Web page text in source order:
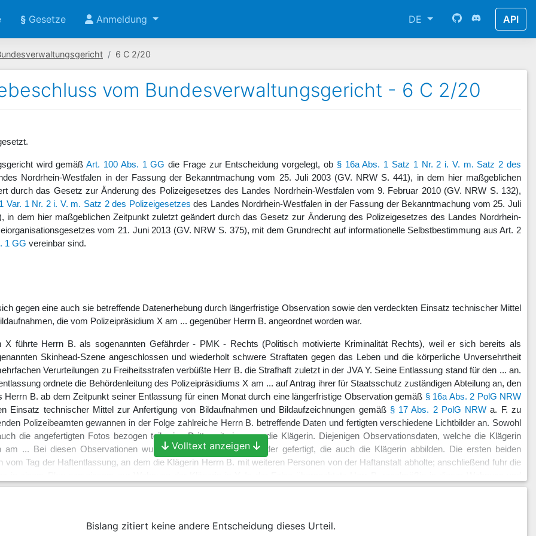
§ Gesetze Anmeldung DE API
6 C 2/20
vom Bundesverwaltungsgericht - 6 C 2/20
wird gemäßArt. 100 Abs. 1 GG die Frage zur Entscheidung vorgelegt, ob § 16a Abs. 1 Satz 1 Nr. 2 i. V. m. Satz 2 des
Nordrhein-Westfalen in der Fassung der Bekanntmachung vom 25. Juli 2003 (GV. NRW S. 441), in dem hier maßgeblichen
durch das Gesetz zur Änderung des Polizeigesetzes des Landes Nordrhein-Westfalen vom 9. Februar 2010 (GV. NRW S. 132),
Var. 1 Nr. 2 i. V. m. Satz 2 des Polizeigesetzes des Landes Nordrhein-Westfalen in der Fassung der Bekanntmachung vom 25. Juli
in dem hier maßgeblichen Zeitpunkt zuletzt geändert durch das Gesetz zur Änderung des Polizeigesetzes des Landes Nordrhein-
vom 21. Juni 2013 (GV. NRW S. 375), mit dem Grundrecht auf informationelle Selbstbestimmung aus Art. 2
1 GG vereinbar sind.
gegen eine auch sie betreffende Datenerhebung durch längerfristige Observation sowie den verdeckten Einsatz technischer Mittel
die vom Polizeipräsidium X am ... gegenüber Herrn B. angeordnet worden war.
X führte Herrn B. als sogenannten Gefährder - PMK - Rechts (Politisch motivierte Kriminalität Rechts), weil er sich bereits als
Skinhead-Szene angeschlossen und wiederholt schwere Straftaten gegen das Leben und die körperliche Unversehrtheit
Verurteilungen zu Freiheitsstrafen verbüßte Herr B. die Strafhaft zuletzt in der JVA Y. Seine Entlassung stand für den ... an.
ordnete die Behördenleitung des Polizeipräsidiums X am ... auf Antrag ihrer für Staatsschutz zuständigen Abteilung an, den
Herrn B. ab dem Zeitpunkt seiner Entlassung für einen Monat durch eine längerfristige Observation gemäß § 16a Abs. 2 PolG NRW
Einsatz technischer Mittel zur Anfertigung von Bildaufnahmen und Bildaufzeichnungen gemäß § 17 Abs. 2 PolG NRW a. F. zu
Polizeibeamten gewannen in der Folge zahlreiche Herrn B. betreffende Daten und fertigten verschiedene Lichtbilder an. Sowohl
die angefertigten Fotos bezogen teilweise Dritte mit ein, u. a. die Klägerin. Diejenigen Observationsdaten, welche die Klägerin
am ... Bei diesen Observationen wurden insgesamt fünf Lichtbilder gefertigt, die auch die Klägerin abbilden. Die ersten beiden
vom Tag der Haftentlassung, an dem die Klägerin Herrn B. mit weiteren Personen von der Haftanstalt abholte; anschließend fuhr die
Gegenstände dorthin. Am ... meldete er sich beim Einwohnermeldeamt Y melderechtlich an und ließ hierbei - der dortigen Praxis
- die Adresse des Rathauses eintragen. Daraufhin verzichtete das Polizeipräsidium ab diesem Tag auf Observationen
28. Januar 2016 - ihr am 2. Februar 2016 persönlich ausgehändigt - über die durchgeführten Maßnahmen und die Möglichkeit,
Volltext anzeigen
Bislang zitiert keine andere Entscheidung dieses Urteil.